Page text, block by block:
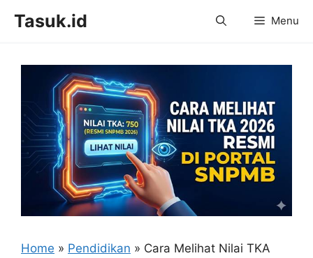
Tasuk.id Menu
Home » Pendidikan » Cara Melihat Nilai TKA